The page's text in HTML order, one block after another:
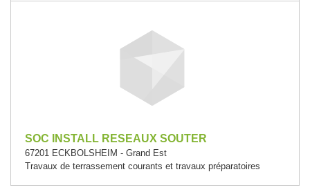
SOC INSTALL RESEAUX SOUTER
67201 ECKBOLSHEIM - Grand Est
Travaux de terrassement courants et travaux préparatoires